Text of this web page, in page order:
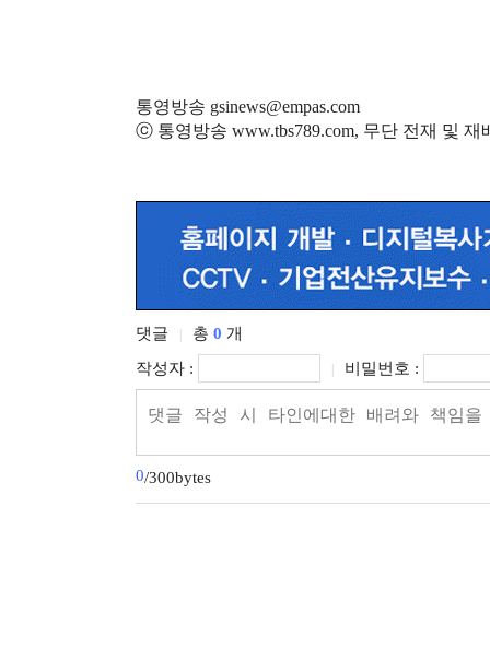
통영방송 gsinews@empas.com
ⓒ 통영방송 www.tbs789.com, 무단 전재 및 재
댓글 총 0 개
작성자 :
비밀번호 :
0/300bytes